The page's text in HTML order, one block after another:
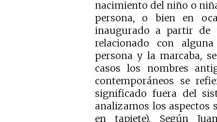
nacimiento del niño o
persona, o bien en
inaugurado a partir
relacionado con
persona y la marcaba,
casos los nombres
contemporáneos se
significado fuera del
analizamos los aspectos
en tapiete). Según